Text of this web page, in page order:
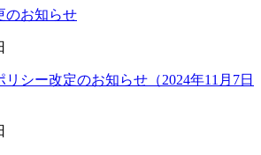
のお知らせ
シー改定のお知らせ（2024年11月7日